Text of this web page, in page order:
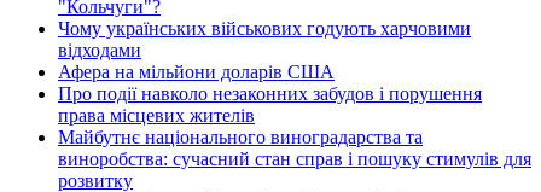
"Кольчуги"?
Чому українських військових годують харчовими
відходами
Афера на мільйони доларів США
Про події навколо незаконних забудов і порушення
права місцевих жителів
Майбутнє національного виноградарства та
виноробства: сучасний стан справ і пошуку стимулів для
розвитку